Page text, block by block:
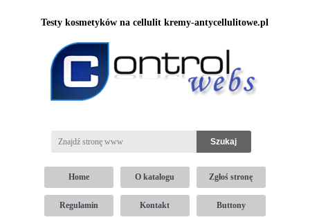
Testy kosmetyków na cellulit kremy-antycellulitowe.pl
Home O katalogu Zgłoś stronę
Regulamin Kontakt Buttony